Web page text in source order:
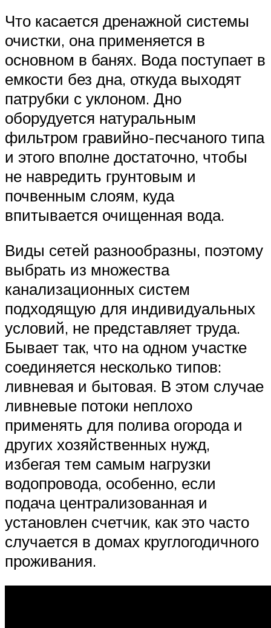
Что касается дренажной системы
очистки, она применяется в
основном в банях. Вода поступает в
емкости без дна, откуда выходят
патрубки с уклоном. Дно
оборудуется натуральным
фильтром гравийно-песчаного типа
и этого вполне достаточно, чтобы
не навредить грунтовым и
почвенным слоям, куда
впитывается очищенная вода.
Виды сетей разнообразны, поэтому
выбрать из множества
канализационных систем
подходящую для индивидуальных
условий, не представляет труда.
Бывает так, что на одном участке
соединяется несколько типов:
ливневая и бытовая. В этом случае
ливневые потоки неплохо
применять для полива огорода и
других хозяйственных нужд,
избегая тем самым нагрузки
водопровода, особенно, если
подача централизованная и
установлен счетчик, как это часто
случается в домах круглогодичного
проживания.